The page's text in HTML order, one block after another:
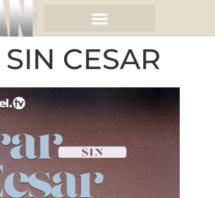
CESAR